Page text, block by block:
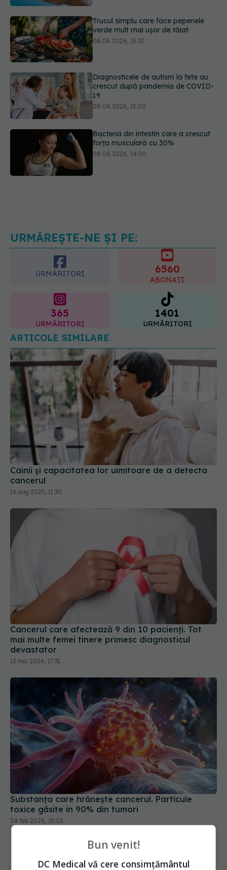
Trucul simplu care face pepenele
verde mult mai ușor de tăiat
08.08.2026, 15:32
Diagnosticele de autism la fete au
crescut după pandemia de COVID-
19
08.08.2026, 15:00
Bacteria din intestin care a crescut
forța musculară cu 30%
08.08.2026, 14:00
URMĂREȘTE-NE ȘI PE:
URMĂRITORI 6560
ABONAȚI
365
URMĂRITORI
1401
URMĂRITORI
ARTICOLE SIMILARE
Câinii și capacitatea lor uimitoare de a detecta
cancerul
16 aug 2025, 11:30
Cancerul care afectează 9 din 10 pacienți. Tot
mai multe femei tinere primesc diagnosticul
devastator
13 mai 2026, 17:31
Substanța care hrănește cancerul. Particule
toxice găsite în 90% din tumori
24 feb 2026, 15:03
Bun venit!
DC Medical vă cere consimțământul